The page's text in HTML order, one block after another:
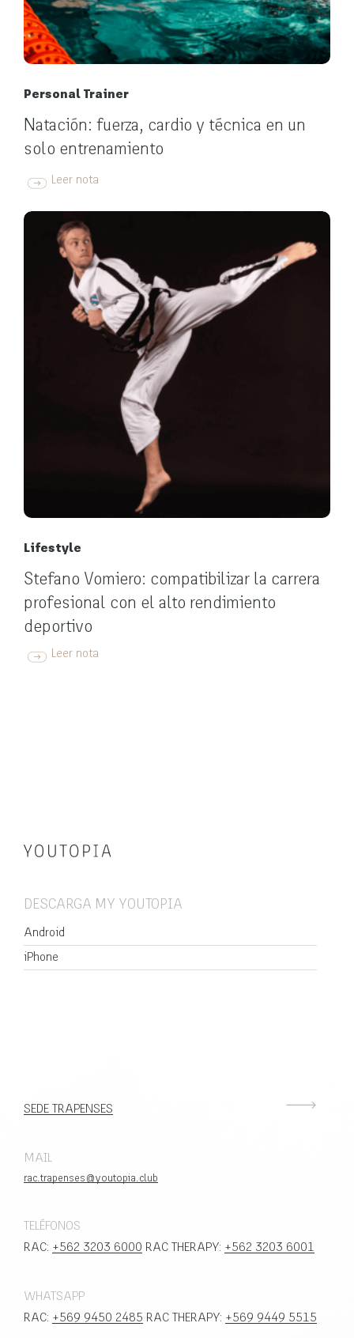
Personal Trainer
Natación: fuerza, cardio y técnica en un
solo entrenamiento
Leer nota
Lifestyle
Stefano Vomiero: compatibilizar la carrera
profesional con el alto rendimiento
deportivo
Leer nota
DESCARGA MY YOUTOPIA
Android
iPhone
SEDE TRAPENSES
MAIL
rac.trapenses@youtopia.club
TELÉFONOS
RAC: +562 3203 6000 RAC THERAPY: +562 3203 6001
WHATSAPP
RAC: +569 9450 2485 RAC THERAPY: +569 9449 5515